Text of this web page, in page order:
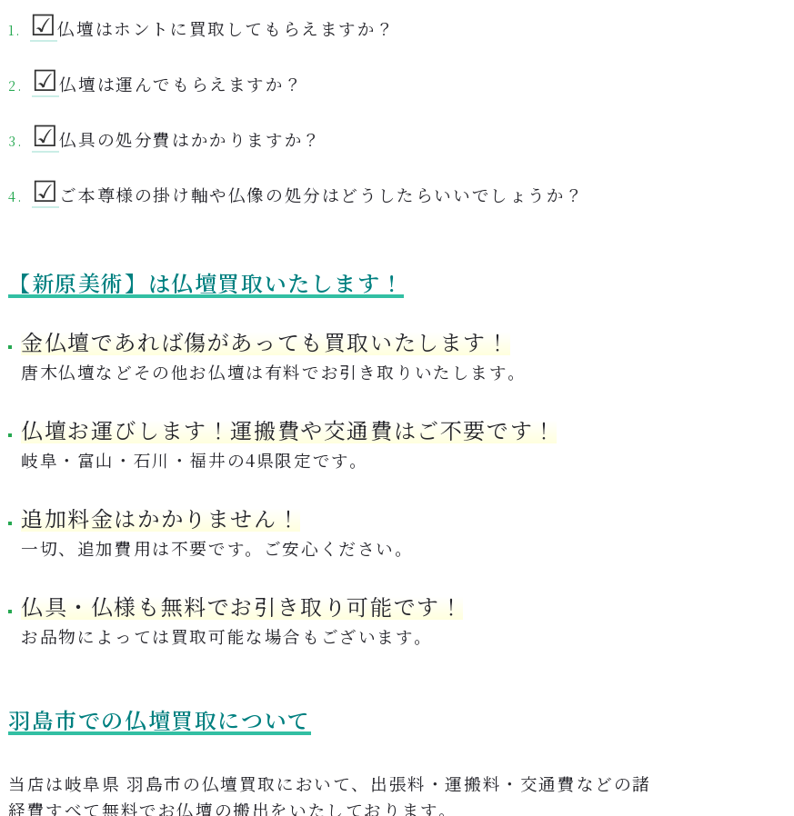
☑︎仏壇はホントに買取してもらえますか？
☑︎仏壇は運んでもらえますか？
☑︎仏具の処分費はかかりますか？
☑︎ ご本尊様の掛け軸や仏像の処分はどうしたらいいでしょうか？
【新原美術】は仏壇買取いたします！
金仏壇であれば傷があっても買取いたします！
唐木仏壇などその他お仏壇は有料でお引き取りいたします。
仏壇お運びします！運搬費や交通費はご不要です！
岐阜・富山・石川・福井の4県限定です。
追加料金はかかりません！
一切、追加費用は不要です。ご安心ください。
仏具・仏様も無料でお引き取り可能です！
お品物によっては買取可能な場合もございます。
羽島市での仏壇買取について
当店は岐阜県 羽島市の仏壇買取において、出張料・運搬料・交通費などの諸
経費すべて無料でお仏壇の搬出をいたしております。